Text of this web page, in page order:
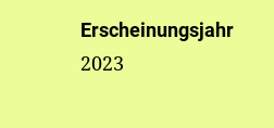
Erscheinungsjahr
2023